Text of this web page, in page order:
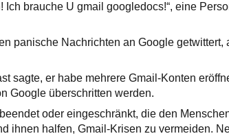
brauche U gmail googledocs!“, eine
panische Nachrichten an Google getwittert,
sagte, er habe mehrere Gmail-Konten
Google überschritten werden.
oder eingeschränkt, die den
ihnen halfen, Gmail-Krisen zu vermeiden.